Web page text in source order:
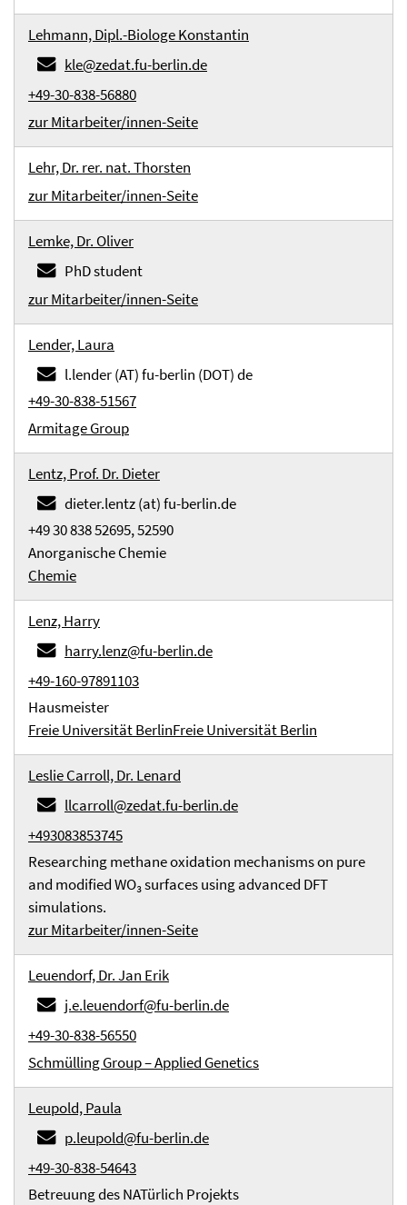
Lehmann, Dipl.-Biologe Konstantin
kle@zedat.fu-berlin.de
+49-30-838-56880
zur Mitarbeiter/innen-Seite
Lehr, Dr. rer. nat. Thorsten
zur Mitarbeiter/innen-Seite
Lemke, Dr. Oliver
PhD student
zur Mitarbeiter/innen-Seite
Lender, Laura
l.lender (AT) fu-berlin (DOT) de
+49-30-838-51567
Armitage Group
Lentz, Prof. Dr. Dieter
dieter.lentz (at) fu-berlin.de
+49 30 838 52695, 52590
Anorganische Chemie
Chemie
Lenz, Harry
harry.lenz@fu-berlin.de
+49-160-97891103
Hausmeister
Freie Universität BerlinFreie Universität Berlin
Leslie Carroll, Dr. Lenard
llcarroll@zedat.fu-berlin.de
+493083853745
Researching methane oxidation mechanisms on pure
and modified WO₃ surfaces using advanced DFT
simulations.
zur Mitarbeiter/innen-Seite
Leuendorf, Dr. Jan Erik
j.e.leuendorf@fu-berlin.de
+49-30-838-56550
Schmülling Group – Applied Genetics
Leupold, Paula
p.leupold@fu-berlin.de
+49-30-838-54643
Betreuung des NATürlich Projekts